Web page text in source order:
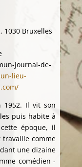
1030 Bruxelles
journal-de-
lieu-
1952. Il vit son
puis habite à
époque, il
travaille comme
une dizaine
comédien -